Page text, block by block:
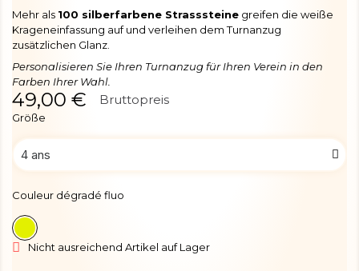
Mehr als 100 silberfarbene Strasssteine greifen die weiße
Krageneinfassung auf und verleihen dem Turnanzug
zusätzlichen Glanz.
Personalisieren Sie Ihren Turnanzug für Ihren Verein in den
Farben Ihrer Wahl.
49,00 € Bruttopreis
Größe
Couleur dégradé fluo
Nicht ausreichend Artikel auf Lager